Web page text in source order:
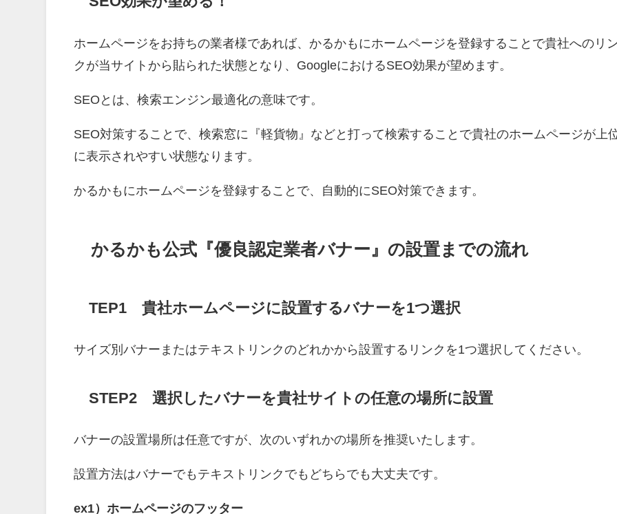
ホームページをお持ちの業者様であれば、かるかもにホームページを登録することで貴社へのリ
クが当サイトから貼られた状態となり、GoogleにおけるSEO効果が望めます。
SEOとは、検索エンジン最適化の意味です。
SEO対策することで、検索窓に『軽貨物』などと打って検索することで貴社のホームページが上
に表示されやすい状態なります。
かるかもにホームページを登録することで、自動的にSEO対策できます。
かるかも公式『優良認定業者バナー』の設置までの流れ
TEP1 貴社ホームページに設置するバナーを1つ選択
サイズ別バナーまたはテキストリンクのどれかから設置するリンクを1つ選択してください。
STEP2 選択したバナーを貴社サイトの任意の場所に設置
バナーの設置場所は任意ですが、次のいずれかの場所を推奨いたします。
設置方法はバナーでもテキストリンクでもどちらでも大丈夫です。
ex1）ホームページのフッター